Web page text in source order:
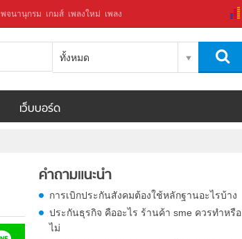
พจนานุกรม เกมส์ เพลงใหม่ เพลง
ทั้งหมด
เว็บบอร์ด
คำถามแนะนำ
การเบิกประกันสังคมต้องใช้หลักฐานอะไรบ้าง
ประกันธุรกิจ คืออะไร ร้านค้า sme ควรทำหรือ
ไม่